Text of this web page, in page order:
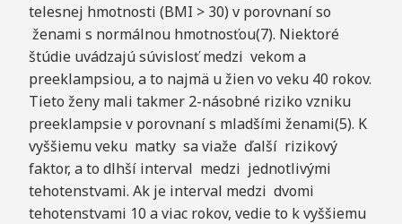
telesnej hmotnosti (BMI > 30) v porovnaní so
ženami s normálnou hmotnosťou(7). Niektoré
štúdie uvádzajú súvislosť medzi vekom a
preeklampsiou, a to najmä u žien vo veku 40 rokov.
Tieto ženy mali takmer 2-násobné riziko vzniku
preeklampsie v porovnaní s mladšími ženami(5). K
vyššiemu veku matky sa viaže ďalší rizikový
faktor, a to dlhší interval medzi jednotlivými
tehotenstvami. Ak je interval medzi dvomi
tehotenstvami 10 a viac rokov, vedie to k vyššiemu